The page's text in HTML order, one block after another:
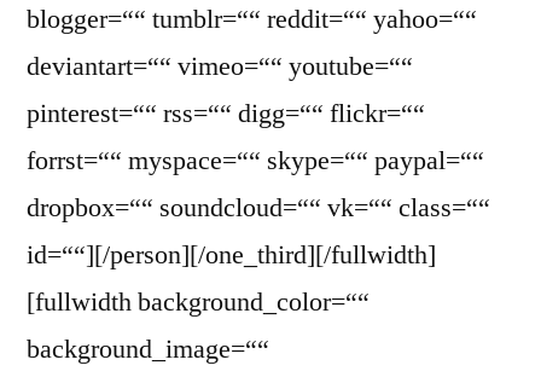
blogger=““ tumblr=““ reddit=““ yahoo=““
deviantart=““ vimeo=““ youtube=““
pinterest=““ rss=““ digg=““ flickr=““
forrst=““ myspace=““ skype=““ paypal=““
dropbox=““ soundcloud=““ vk=““ class=““
id=““][/person][/one_third][/fullwidth]
[fullwidth background_color=““
background_image=““